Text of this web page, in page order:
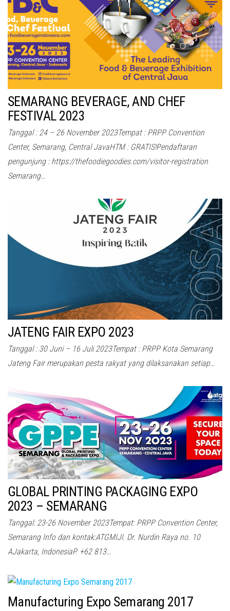
SEMARANG BEVERAGE, AND CHEF
FESTIVAL 2023
Tanggal : 24 – 26 November 2023Tempat : PRPP Convention
Center, Semarang, Central JavaHTM : GRATIS!Pendaftaran
pengunjung : https://thefoodiegoodies.com/visitor-registration
Semarang…
JATENG FAIR EXPO 2023
Tanggal : 30 Juni – 16 Juli 2023Tempat : PRPP Kota Semarang
Jateng Fair merupakan pesta rakyat yang dilaksanakan setiap…
GLOBAL PRINTING PACKAGING EXPO
2023 – SEMARANG
Tanggal: 23-26 November 2023Tempat: PRPP Convention Center,
Semarang Info dan kontak:ATGMIJl. Dr. Nurdin Raya no. 10
AJakarta, IndonesiaP. +62 813…
Manufacturing Expo Semarang 2017